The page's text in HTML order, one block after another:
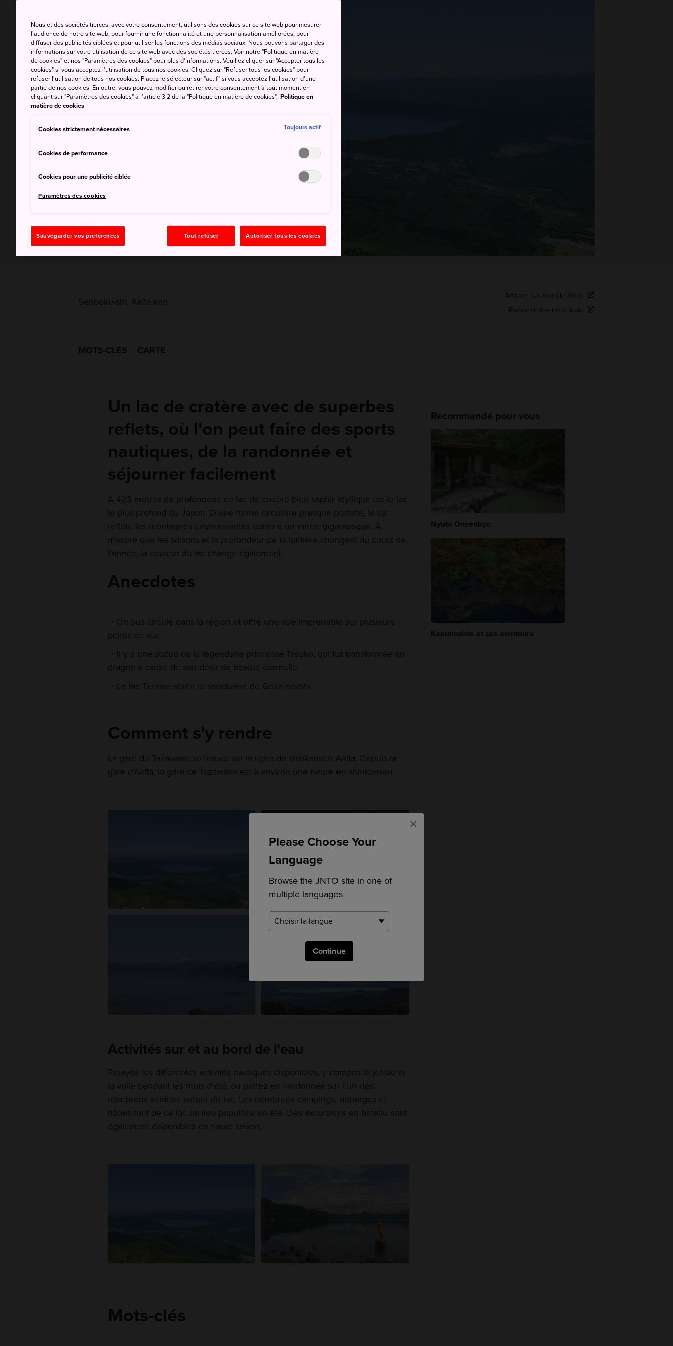
Please Choose Your
Language
Browse the JNTO site in one of
multiple languages
Continue
×
Senboku-shi, Akita-ken
Afficher sur Google Maps
Recevoir des infos trafic
MOTS-CLÉS CARTE
Un lac de cratère avec de superbes
reflets, où l'on peut faire des sports
nautiques, de la randonnée et
séjourner facilement
À 423 mètres de profondeur, ce lac de cratère bleu saphir idyllique est le lac
le plus profond du Japon. D'une forme circulaire presque parfaite, le lac
reflète les montagnes environnantes comme un miroir gigantesque. À
mesure que les saisons et la profondeur de la lumière changent au cours de
l'année, la couleur du lac change également.
Anecdotes
Un bus circule dans la région et offre une vue imprenable sur plusieurs
points de vue
Il y a une statue de la légendaire princesse Tasuko, qui fut transformée en
dragon à cause de son désir de beauté éternelle
Le lac Tazawa abrite le sanctuaire de Goza-no-ishi
Comment s'y rendre
La gare de Tazawako se trouve sur la ligne de shinkansen Akita. Depuis la
gare d'Akita, la gare de Tazawako est à environ une heure en shinkansen.
Activités sur et au bord de l'eau
Essayez les différentes activités nautiques disponibles, y compris le jet-ski et
la voile pendant les mois d'été, ou partez en randonnée sur l'un des
nombreux sentiers autour du lac. Les nombreux campings, auberges et
hôtels font de ce lac un lieu populaire en été. Des excursions en bateau sont
également disponibles en haute saison.
Mots-clés
Recommandé pour vous
Nyuto Onsenkyo
Kakunodate et ses alentours
Nous et des sociétés tierces, avec votre consentement, utilisons des cookies sur ce site web pour mesurer
l'audience de notre site web, pour fournir une fonctionnalité et une personnalisation améliorées, pour
diffuser des publicités ciblées et pour utiliser les fonctions des médias sociaux. Nous pouvons partager des
informations sur votre utilisation de ce site web avec des sociétés tierces. Voir notre "Politique en matière
de cookies" et nos "Paramètres des cookies" pour plus d'informations. Veuillez cliquer sur "Accepter tous les
cookies" si vous acceptez l'utilisation de tous nos cookies. Cliquez sur "Refuser tous les cookies" pour
refuser l'utilisation de tous nos cookies. Placez le sélecteur sur "actif" si vous acceptez l'utilisation d'une
partie de nos cookies. En outre, vous pouvez modifier ou retirer votre consentement à tout moment en
cliquant sur "Paramètres des cookies" à l'article 3.2 de la "Politique en matière de cookies". Politique en
matière de cookies
Cookies strictement nécessaires Toujours actif
Cookies de performance
Cookies pour une publicité ciblée
Paramètres des cookies
Sauvegarder vos préférences Tout refuser Autoriser tous les cookies